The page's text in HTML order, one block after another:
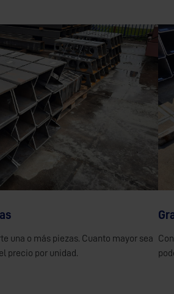
una o más piezas. Cuanto mayor sea
precio por unidad.